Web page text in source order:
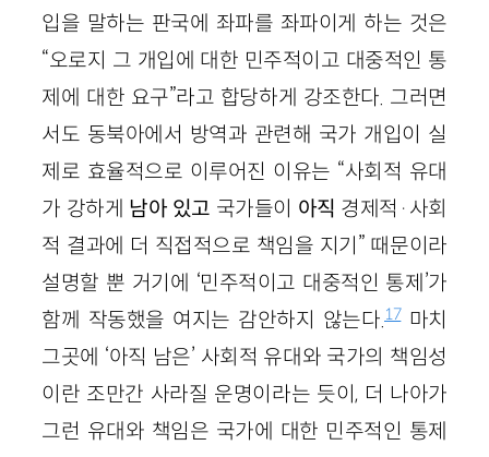
입을 말하는 판국에 좌파를 좌파이게 하는 것은
“오로지 그 개입에 대한 민주적이고 대중적인 통
제에 대한 요구”라고 합당하게 강조한다. 그러면
서도 동북아에서 방역과 관련해 국가 개입이 실
제로 효율적으로 이루어진 이유는 “사회적 유대
가 강하게 남아 있고 국가들이 아직 경제적·사회
적 결과에 더 직접적으로 책임을 지기” 때문이라
설명할 뿐 거기에 ‘민주적이고 대중적인 통제’가
함께 작동했을 여지는 감안하지 않는다.17마치
그곳에 ‘아직 남은’ 사회적 유대와 국가의 책임성
이란 조만간 사라질 운명이라는 듯이, 더 나아가
그런 유대와 책임은 국가에 대한 민주적인 통제